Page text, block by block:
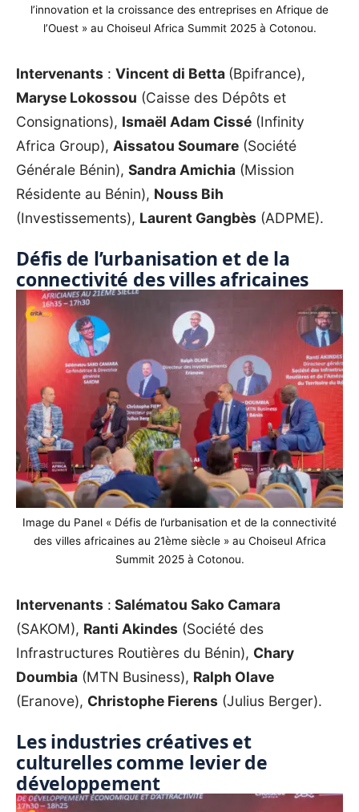
l’innovation et la croissance des entreprises en Afrique de
l’Ouest » au Choiseul Africa Summit 2025 à Cotonou.
Intervenants : Vincent di Betta (Bpifrance),
Maryse Lokossou (Caisse des Dépôts et
Consignations), Ismaël Adam Cissé (Infinity
Africa Group), Aissatou Soumare (Société
Générale Bénin), Sandra Amichia (Mission
Résidente au Bénin), Nouss Bih
(Investissements), Laurent Gangbès (ADPME).
Défis de l’urbanisation et de la
connectivité des villes africaines
Image du Panel « Défis de l’urbanisation et de la connectivité
des villes africaines au 21ème siècle » au Choiseul Africa
Summit 2025 à Cotonou.
Intervenants : Salématou Sako Camara
(SAKOM), Ranti Akindes (Société des
Infrastructures Routières du Bénin), Chary
Doumbia (MTN Business), Ralph Olave
(Eranove), Christophe Fierens (Julius Berger).
Les industries créatives et
culturelles comme levier de
développement